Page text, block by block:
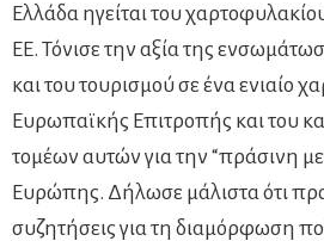
Ελλάδα ηγείται του
ΕΕ. Τόνισε την αξία της
και του τουρισμού σε ένα ενιαίο
Ευρωπαϊκής Επιτροπής και του
τομέων αυτών για την “πράσινη
Ευρώπης. Δήλωσε μάλιστα ότι
συζητήσεις για τη διαμόρφωση